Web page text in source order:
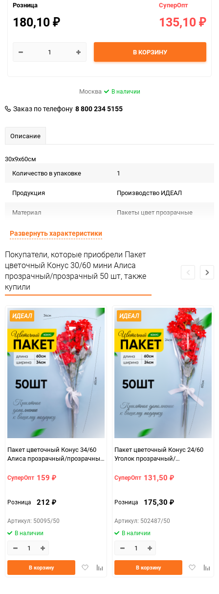
Розница
180,10 ₽
СуперОпт
135,10 ₽
В КОРЗИНУ
Москва В наличии
Заказ по телефону 8 800 234 5155
Описание
30х9х60см
Количество в упаковке
1
Продукция Производство ИДЕАЛ
Материал Пакеты цвет прозрачные
Срок годности
Предназначение товара Для флористики
Сертификация Не подлежит сертификации
Особые условия
Минимальное количество 1
Количество в коробке 10
Единица измерения упак
ЦветНоменклатуры
Развернуть характеристики
Покупатели, которые приобрели Пакет
цветочный Конус 30/60 мини Алиса
прозрачный/прозрачный 50 шт, также
купили
ИДЕАЛ
Пакет цветочный Конус 34/60
Алиса прозрачный/прозрачный
СуперОпт 159 ₽
Розница 212 ₽
Артикул: 50095/50
В наличии
ДобавитьДобавить
В корзину
ИДЕАЛ
Пакет цветочный Конус 24/60
Уголок прозрачный/
СуперОпт 131,50 ₽
Розница 175,30 ₽
Артикул: 502487/50
В наличии
Добавить
В корзину